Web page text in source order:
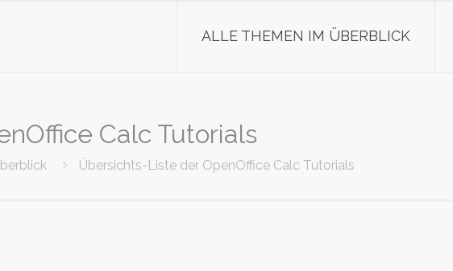
ALLE THEMEN IM ÜBERBLICK
Calc Tutorials
Übersichts-Liste der OpenOffice Calc Tutorials